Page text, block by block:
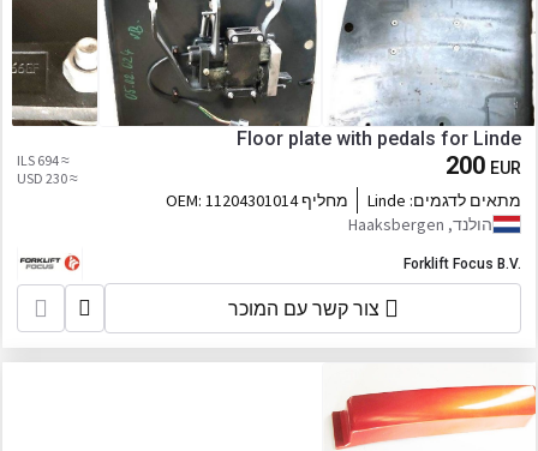
Floor plate with pedals for Linde
200 EUR
≈ 694 ILS
≈ 230 USD
מתאים לדגמים: Linde מחליף OEM:11204301014
הולנד, Haaksbergen
Forklift Focus B.V.
צור קשר עם המוכר